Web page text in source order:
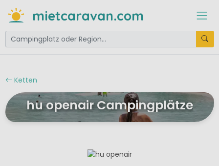
mietcaravan.com
Ketten
hu openair Campingplätze